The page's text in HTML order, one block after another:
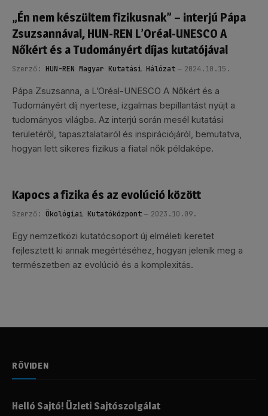
„Én nem készültem fizikusnak” – interjú Pápa
Zsuzsannával, HUN-REN L’Oréal-UNESCO A
Nőkért és a Tudományért díjas kutatójával
Szerző: HUN-REN Magyar Kutatási Hálózat 2024.10.15.
Pápa Zsuzsanna, a L’Oréal-UNESCO A Nőkért és a
Tudományért díj nyertese, izgalmas bepillantást nyújt a
tudományos világba. Az interjú során mesél kutatási
területéről, tapasztalatairól és inspirációjáról, bemutatva,
hogyan lett sikeres fizikus a fiatal nők példaképe.
Kapocs a fizika és az evolúció között
Szerző: Ökológiai Kutatóközpont 2023.10.09.
Egy nemzetközi kutatócsoport új elméleti keretet
fejlesztett ki annak megértéséhez, hogyan jelenik meg a
természetben az evolúció és a komplexitás.
RÖVIDEN
Helló Sajtó! Üzleti Sajtószolgálat